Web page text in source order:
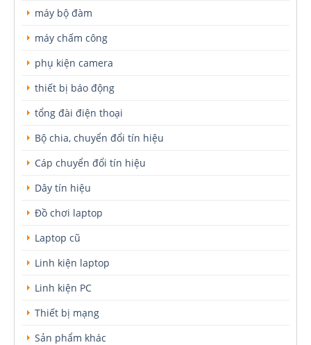
máy bộ đàm
máy chấm công
phụ kiện camera
thiết bị báo động
tổng đài điện thoại
Bộ chia, chuyển đổi tín hiệu
Cáp chuyển đổi tín hiệu
Dây tín hiệu
Đồ chơi laptop
Laptop cũ
Linh kiện laptop
Linh kiện PC
Thiết bị mạng
Sản phẩm khác